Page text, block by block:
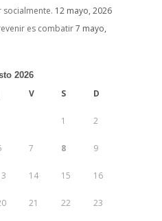
socialmente. 12 mayo, 2026
es combatir7 mayo,
2026
V S D
1 2
7 8 9
14 15 16
21 22 23